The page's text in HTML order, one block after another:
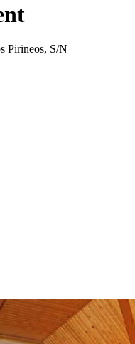
Pirineos, S/N